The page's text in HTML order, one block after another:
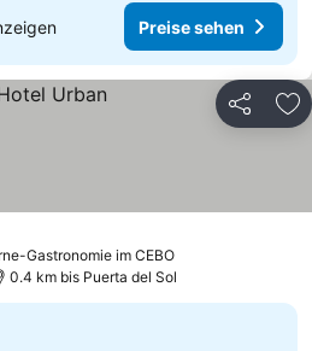
Preise sehen
Teilen
Gastronomie im CEBOPreise sehen
0.4 km bis Puerta del Sol